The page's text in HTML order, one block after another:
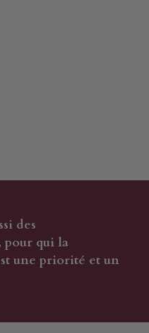
des
pour qui la
une priorité et un